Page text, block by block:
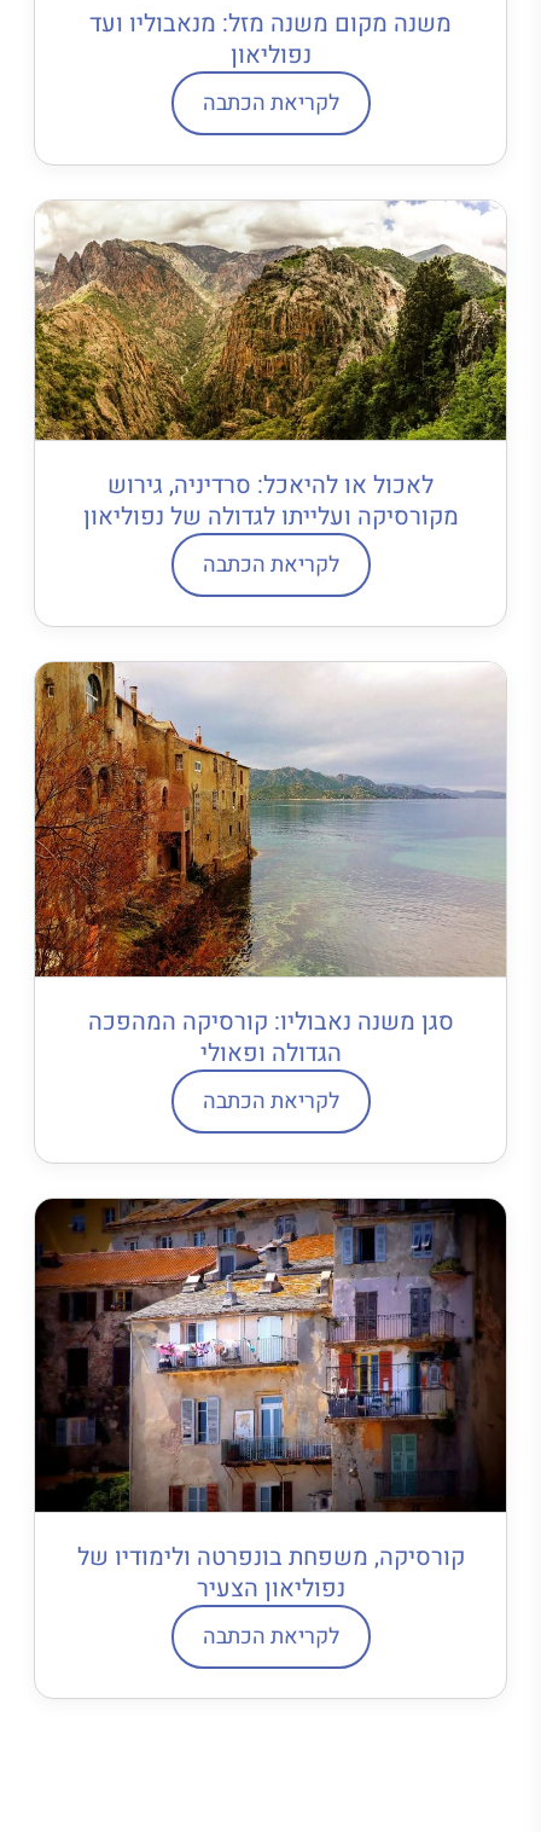
משנה מקום משנה מזל: מנאבוליו ועד
נפוליאון
לקריאת הכתבה
לאכול או להיאכל: סרדיניה, גירוש
מקורסיקה ועלייתו לגדולה של נפוליאון
לקריאת הכתבה
סגן משנה נאבוליו: קורסיקה המהפכה
הגדולה ופאולי
לקריאת הכתבה
קורסיקה, משפחת בונפרטה ולימודיו של
נפוליאון הצעיר
לקריאת הכתבה